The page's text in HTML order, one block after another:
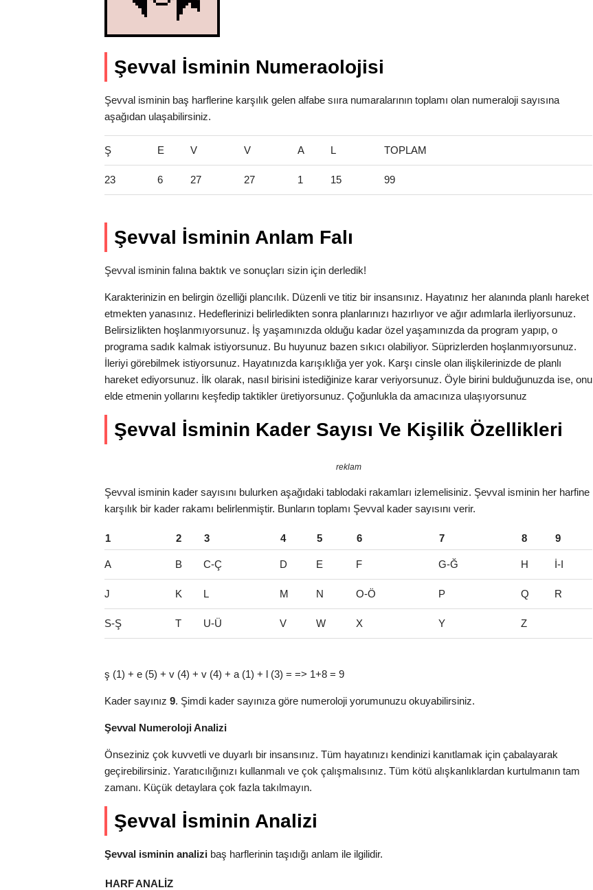
Şevval İsminin Numeraolojisi
Şevval isminin baş harflerine karşılık gelen alfabe sııra numaralarının toplamı olan numeraloji sayısına
aşağıdan ulaşabilirsiniz.
Ş E V V A L TOPLAM
23 6 27 27 1 15 99
Şevval İsminin Anlam Falı
Şevval isminin falına baktık ve sonuçları sizin için derledik!
Karakterinizin en belirgin özelliği plancılık. Düzenli ve titiz bir insansınız. Hayatınız her alanında planlı hareket
etmekten yanasınız. Hedeflerinizi belirledikten sonra planlarınızı hazırlıyor ve ağır adımlarla ilerliyorsunuz.
Belirsizlikten hoşlanmıyorsunuz. İş yaşamınızda olduğu kadar özel yaşamınızda da program yapıp, o
programa sadık kalmak istiyorsunuz. Bu huyunuz bazen sıkıcı olabiliyor. Süprizlerden hoşlanmıyorsunuz.
İleriyi görebilmek istiyorsunuz. Hayatınızda karışıklığa yer yok. Karşı cinsle olan ilişkilerinizde de planlı
hareket ediyorsunuz. İlk olarak, nasıl birisini istediğinize karar veriyorsunuz. Öyle birini bulduğunuzda ise, onu
elde etmenin yollarını keşfedip taktikler üretiyorsunuz. Çoğunlukla da amacınıza ulaşıyorsunuz
Şevval İsminin Kader Sayısı Ve Kişilik Özellikleri
reklam
Şevval isminin kader sayısını bulurken aşağıdaki tablodaki rakamları izlemelisiniz. Şevval isminin her harfine
karşılık bir kader rakamı belirlenmiştir. Bunların toplamı Şevval kader sayısını verir.
1 2 3 4 5 6 7 8 9
A B C-Ç D E F G-Ğ H İ-I
J K L M N O-Ö P Q R
S-Ş T U-Ü V W X Y Z
ş (1) + e (5) + v (4) + v (4) + a (1) + l (3) = => 1+8 = 9
Kader sayınız 9. Şimdi kader sayınıza göre numeroloji yorumunuzu okuyabilirsiniz.
Şevval Numeroloji Analizi
Önseziniz çok kuvvetli ve duyarlı bir insansınız. Tüm hayatınızı kendinizi kanıtlamak için çabalayarak
geçirebilirsiniz. Yaratıcılığınızı kullanmalı ve çok çalışmalısınız. Tüm kötü alışkanlıklardan kurtulmanın tam
zamanı. Küçük detaylara çok fazla takılmayın.
Şevval İsminin Analizi
Şevval isminin analizi baş harflerinin taşıdığı anlam ile ilgilidir.
HARFANALIZ